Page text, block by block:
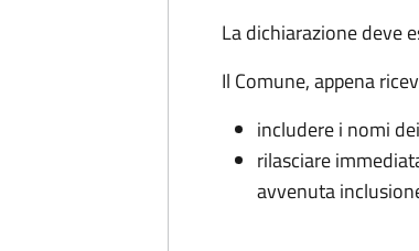
La dichiarazione deve
Il Comune, appena
includere i nomi
rilasciare
avvenuta